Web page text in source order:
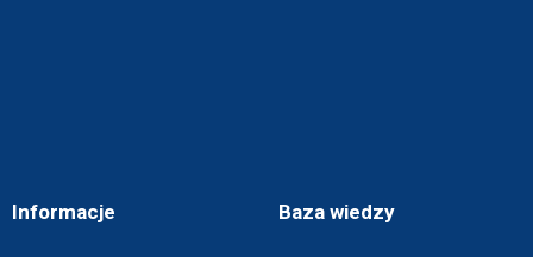
Informacje Baza wiedzy